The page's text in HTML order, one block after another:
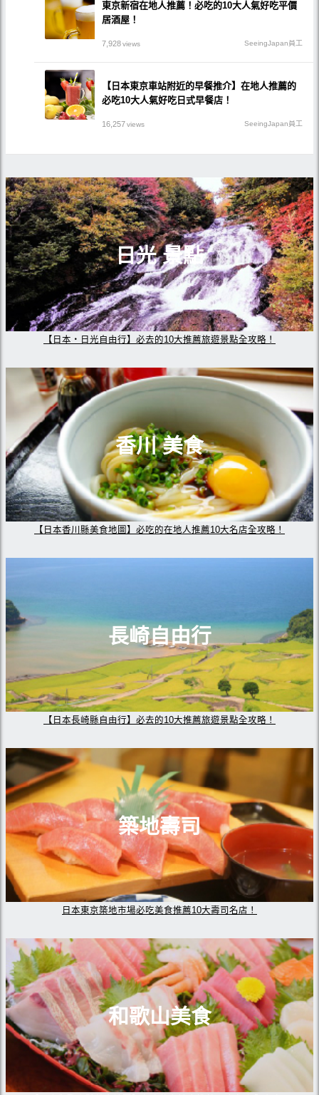
東京新宿在地人推薦！必吃的10大人氣好吃平價
居酒屋！
7,928views SeeingJapan員工
【日本東京車站附近的早餐推介】在地人推薦的
必吃10大人氣好吃日式早餐店！
16,257views SeeingJapan員工
日光 景點
【日本・日光自由行】必去的10大推薦旅遊景點全攻略！
香川 美食
【日本香川縣美食地圖】必吃的在地人推薦10大名店全攻略！
長崎自由行
【日本長崎縣自由行】必去的10大推薦旅遊景點全攻略！
築地壽司
日本東京築地市場必吃美食推薦10大壽司名店！
和歌山美食